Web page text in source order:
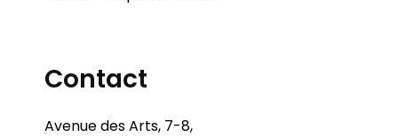
Contact
Avenue des Arts, 7-8,